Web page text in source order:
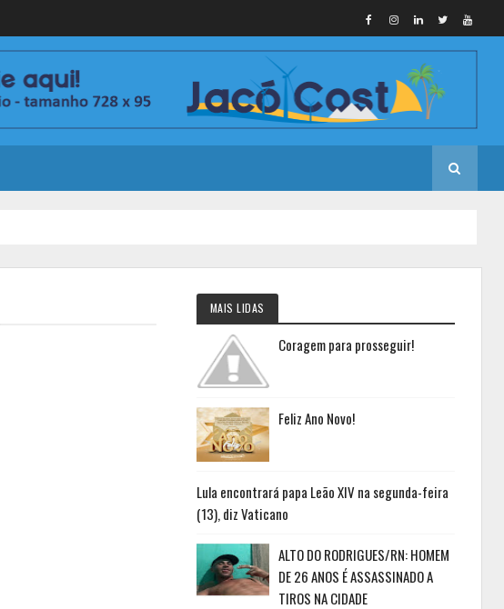
MAIS LIDAS
Coragem para prosseguir!
Feliz Ano Novo!
Lula encontrará papa Leão XIV na segunda-feira
(13), diz Vaticano
ALTO DO RODRIGUES/RN: HOMEM
DE 26 ANOS É ASSASSINADO A
TIROS NA CIDADE